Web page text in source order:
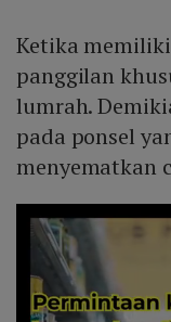
Ketika
panggilan
lumrah.
pada ponsel
menyematkan